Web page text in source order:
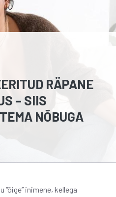
RÄPANE
– SIIS
NÕBUGA
inimene, kellega